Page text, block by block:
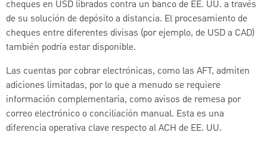
cheques en USD librados contra un banco de EE. UU. a través
de su solución de depósito a distancia. El procesamiento de
cheques entre diferentes divisas (por ejemplo, de USD a CAD)
también podría estar disponible.
Las cuentas por cobrar electrónicas, como las AFT, admiten
adiciones limitadas, por lo que a menudo se requiere
información complementaria, como avisos de remesa por
correo electrónico o conciliación manual. Esta es una
diferencia operativa clave respecto al ACH de EE. UU.